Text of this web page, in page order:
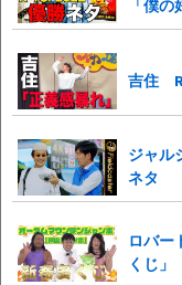
「僕の
吉住
ジャル
ネタ
ロバー
くじ」